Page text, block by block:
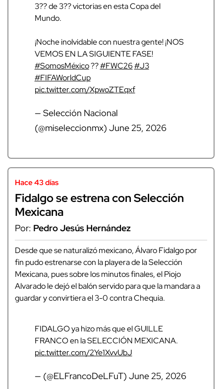
3?? de 3?? victorias en esta Copa del
Mundo.
¡Noche inolvidable con nuestra gente! ¡NOS
VEMOS EN LA SIGUIENTE FASE!
#SomosMéxico??#FWC26#J3
#FIFAWorldCup
pic.twitter.com/XpwoZTEqxf
— Selección Nacional
(@miseleccionmx) June 25, 2026
Hace 43 días
Fidalgo se estrena con Selección
Mexicana
Por: Pedro Jesús Hernández
Desde que se naturalizó mexicano, Álvaro Fidalgo por
fin pudo estrenarse con la playera de la Selección
Mexicana, pues sobre los minutos finales, el Piojo
Alvarado le dejó el balón servido para que la mandara a
guardar y convirtiera el 3-0 contra Chequia.
FIDALGO ya hizo más que el GUILLE
FRANCO en la SELECCIÓN MEXICANA.
pic.twitter.com/2Ye1XvvUbJ
— (@ELFrancoDeLFuT) June 25, 2026